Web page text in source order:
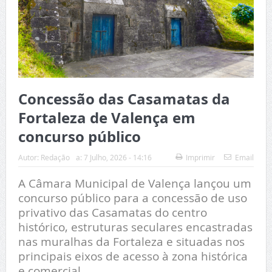
Concessão das Casamatas da
Fortaleza de Valença em
concurso público
Autor: Redação a: 7 Julho, 2026 - 14:16 Imprimir Email
A Câmara Municipal de Valença lançou um
concurso público para a concessão de uso
privativo das Casamatas do centro
histórico, estruturas seculares encastradas
nas muralhas da Fortaleza e situadas nos
principais eixos de acesso à zona histórica